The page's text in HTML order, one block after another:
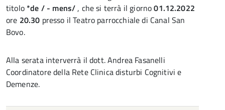
titolo *de / - mens/, che si terrà il giorno01.12.2022
ore 20.30 presso il Teatro parrocchiale di Canal San
Bovo.
Alla serata interverrà il dott. Andrea Fasanelli
Coordinatore della Rete Clinica disturbi Cognitivi e
Demenze.